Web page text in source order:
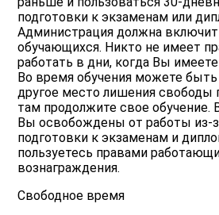
подготовки к экзаменам или
Администрация должна
обучающихся. Никто не имеет
работать в дни, когда Вы
Во время обучения можете
другое место лишения свободы
там продолжите свое обучение.
Вы освобождены от работы из-
подготовки к экзаменам и
пользуетесь правами
вознаграждения.
Свободное время